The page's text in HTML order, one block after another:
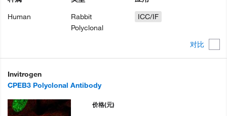
对比
Human
Rabbit
Polyclonal
ICC/IF
Invitrogen
CPEB3 Polyclonal Antibody
价格(元)